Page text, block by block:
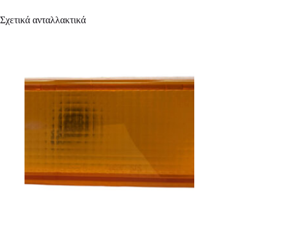
Σχετικά ανταλλακτικά